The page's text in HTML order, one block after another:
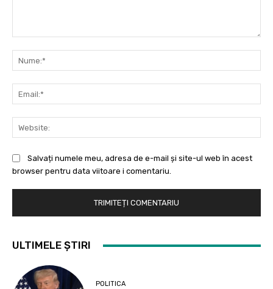
Salvați numele meu, adresa de e-mail și site-ul web în acest
browser pentru data viitoare i comentariu.
ULTIMELE ȘTIRI
POLITICA